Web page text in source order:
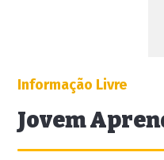
Informação Livre
Jovem